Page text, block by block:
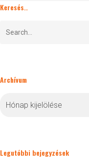
Keresés..
Archívum
Legutóbbi bejegyzések